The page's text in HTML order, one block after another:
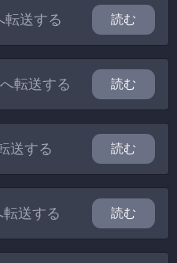
転送する 読む
へ転送する 読む
送する 読む
転送する 読む